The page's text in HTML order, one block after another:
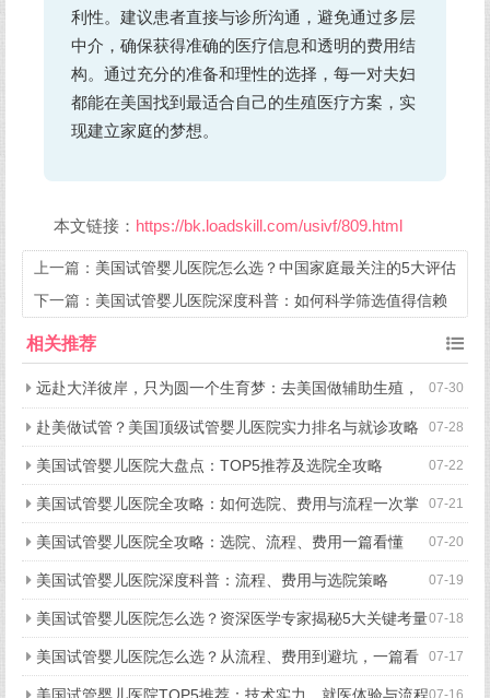
利性。建议患者直接与诊所沟通，避免通过多层
中介，确保获得准确的医疗信息和透明的费用结
构。通过充分的准备和理性的选择，每一对夫妇
都能在美国找到最适合自己的生殖医疗方案，实
现建立家庭的梦想。
本文链接： https://bk.loadskill.com/usivf/809.html
上一篇： 美国试管婴儿医院怎么选？中国家庭最关注的5大评估
维度
下一篇： 美国试管婴儿医院深度科普：如何科学筛选值得信赖
的机构？
相关推荐
07-30
远赴大洋彼岸，只为圆一个生育梦：去美国做辅助生殖，
究竟好在哪？ 07-28
赴美做试管？美国顶级试管婴儿医院实力排名与就诊攻略
07-22
美国试管婴儿医院大盘点：TOP5推荐及选院全攻略
07-21
美国试管婴儿医院全攻略：如何选院、费用与流程一次掌
握 07-20
美国试管婴儿医院全攻略：选院、流程、费用一篇看懂
07-19
美国试管婴儿医院深度科普：流程、费用与选院策略
07-18
美国试管婴儿医院怎么选？资深医学专家揭秘5大关键考量
07-17
美国试管婴儿医院怎么选？从流程、费用到避坑，一篇看
07-16